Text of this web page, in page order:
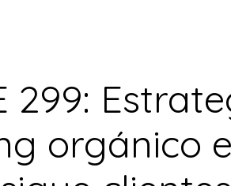
299:
orgánico